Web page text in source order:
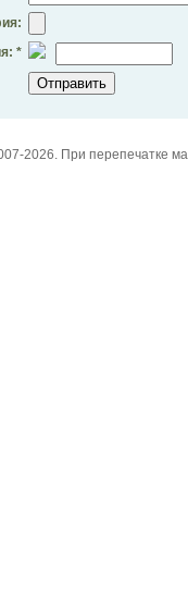
*
2026. При перепечатке